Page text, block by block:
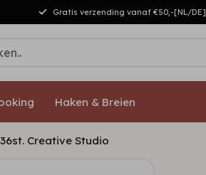
Gratis verzending vanaf €50,-[NL/DE]
Haken & Breien
Creative Studio